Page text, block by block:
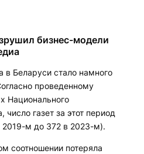
бизнес-модели
в Беларуси стало намного
проведенному
Национального
число газет за этот период
2019-м до 372 в 2023-м).
соотношении потеряла